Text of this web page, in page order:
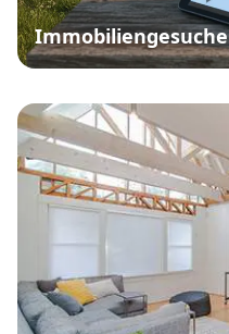
Immobiliengesuche